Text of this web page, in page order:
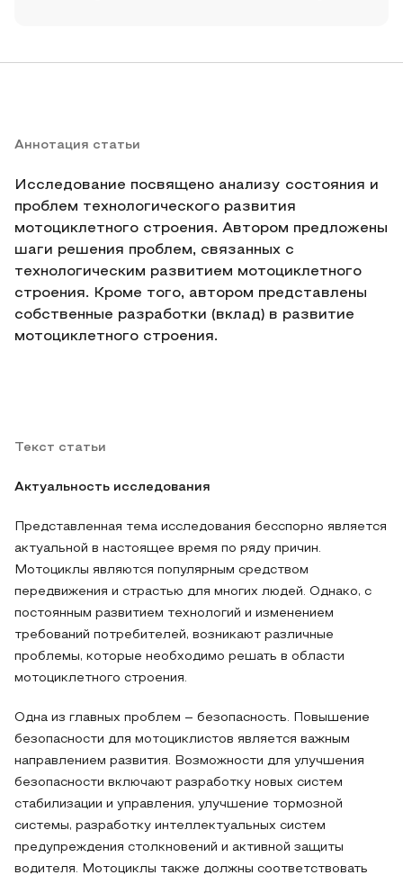
Аннотация статьи
Исследование посвящено анализу состояния и
проблем технологического развития
мотоциклетного строения. Автором предложены
шаги решения проблем, связанных с
технологическим развитием мотоциклетного
строения. Кроме того, автором представлены
собственные разработки (вклад) в развитие
мотоциклетного строения.
Текст статьи
Актуальность исследования
Представленная тема исследования бесспорно является
актуальной в настоящее время по ряду причин.
Мотоциклы являются популярным средством
передвижения и страстью для многих людей. Однако, с
постоянным развитием технологий и изменением
требований потребителей, возникают различные
проблемы, которые необходимо решать в области
мотоциклетного строения.
Одна из главных проблем – безопасность. Повышение
безопасности для мотоциклистов является важным
направлением развития. Возможности для улучшения
безопасности включают разработку новых систем
стабилизации и управления, улучшение тормозной
системы, разработку интеллектуальных систем
предупреждения столкновений и активной защиты
водителя. Мотоциклы также должны соответствовать